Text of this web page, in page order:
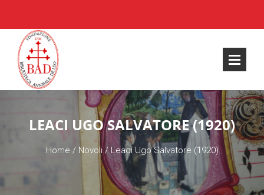
LEACI UGO SALVATORE (1920)
Home / Novoli/Leaci Ugo Salvatore (1920)